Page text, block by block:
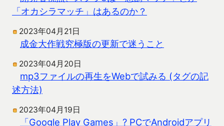
「オカシラマッチ」はあるのか？
2023年04月21日
成金大作戦究極版の更新で迷うこと
2023年04月20日
mp3ファイルの再生をWebで試みる (タグの記
述方法)
2023年04月19日
「Google Play Games」? PCでAndroidアプリ